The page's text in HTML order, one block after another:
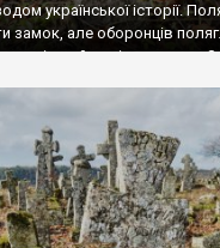
української історії.
замок, але оборонців
який тоді називався
19 століття, є такі, де